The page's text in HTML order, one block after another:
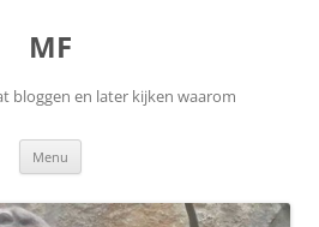
MF
bloggen en later kijken waarom
Menu